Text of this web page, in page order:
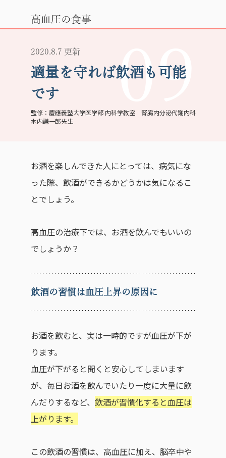
高血圧の食事
09
2020.8.7 更新
適量を守れば飲酒も可能
です
慶應義塾大学医学部 内科学教室 腎臓内分泌代謝内科
木内謙一郎先生
お酒を楽しんできた人にとっては、病気にな
った際、飲酒ができるかどうかは気になるこ
とでしょう。
高血圧の治療下では、お酒を飲んでもいいの
でしょうか？
飲酒の習慣は血圧上昇の原因に
お酒を飲むと、実は一時的ですが血圧が下が
ります。
血圧が下がると聞くと安心してしまいます
が、毎日お酒を飲んでいたり一度に大量に飲
んだりするなど、 飲酒が習慣化すると血圧は
上がります。
この飲酒の習慣は、高血圧に加え、脳卒中や